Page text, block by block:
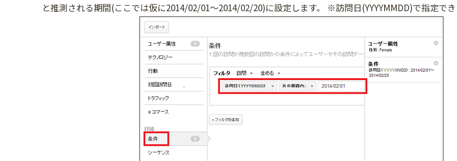
と推測される期間(ここでは仮に2014/02/01〜2014/02/20)に設定します。 ※訪問日(YYYYMMDD)で指定でき